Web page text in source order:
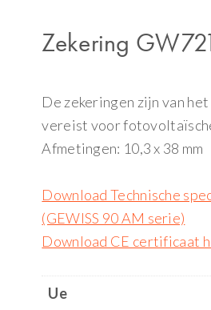
Zekering
De zekeringen zijn van
vereist voor
Afmetingen: 10,3 x 38 mm
Download Technische
(GEWISS 90 AM serie)
Download CE certificaat
Ue